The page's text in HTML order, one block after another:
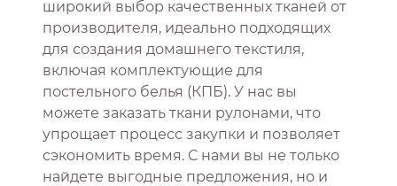
широкий выбор качественных тканей от
производителя, идеально подходящих
для создания домашнего текстиля,
включая комплектующие для
постельного белья (КПБ). У нас вы
можете заказать ткани рулонами, что
упрощает процесс закупки и позволяет
сэкономить время. С нами вы не только
найдете выгодные предложения, но и